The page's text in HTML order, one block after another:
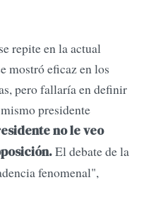
repite en la actual
mostró eficaz en los
pero fallaría en definir
presidente
no le veo
El debate de la
fenomenal",